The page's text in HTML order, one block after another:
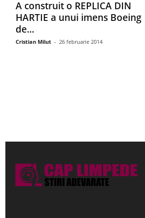
A construit o REPLICA DIN
HARTIE a unui imens Boeing
de...
Cristian Milut - 26 februarie 2014